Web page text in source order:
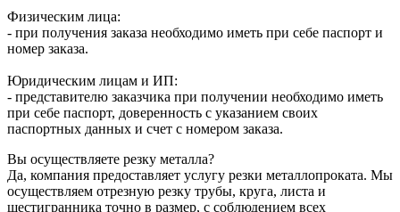
Физическим лица:
- при получения заказа необходимо иметь при себе паспорт и
номер заказа.
Юридическим лицам и ИП:
- представителю заказчика при получении необходимо иметь
при себе паспорт, доверенность с указанием своих
паспортных данных и счет с номером заказа.
Вы осуществляете резку металла?
Да, компания предоставляет услугу резки металлопроката. Мы
осуществляем отрезную резку трубы, круга, листа и
шестигранника точно в размер, с соблюдением всех